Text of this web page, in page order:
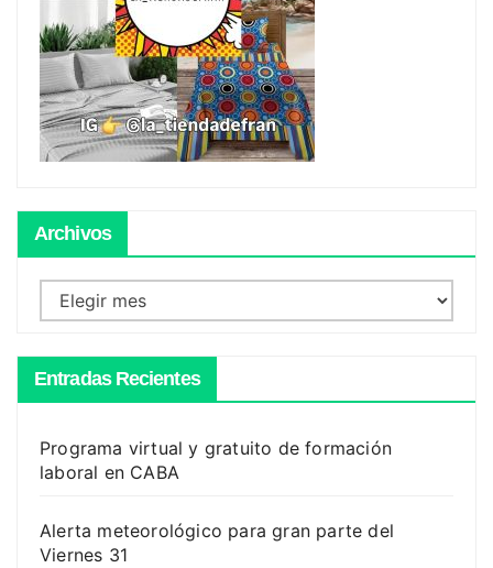
Archivos
Archivos
Entradas Recientes
Programa virtual y gratuito de formación
laboral en CABA
Alerta meteorológico para gran parte del
Viernes 31